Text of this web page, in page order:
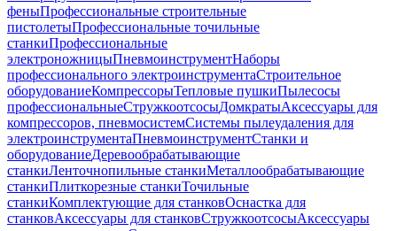
феныПрофессиональные строительные
пистолетыПрофессиональные точильные
станкиПрофессиональные
электроножницыПневмоинструментНаборы
профессионального электроинструментаСтроительное
оборудованиеКомпрессорыТепловые пушкиПылесосы
профессиональныеСтружкоотсосыДомкратыАксессуары для
компрессоров, пневмосистемСистемы пылеудаления для
электроинструментаПневмоинструментСтанки и
оборудованиеДеревообрабатывающие
станкиЛенточнопильные станкиМеталлообрабатывающие
станкиПлиткорезные станкиТочильные
станкиКомплектующие для станковОснастка для
станковАксессуары для станковСтружкоотсосыАксессуары